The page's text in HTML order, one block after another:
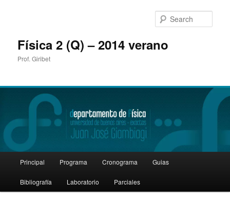
Física 2 (Q) – 2014 verano
Prof. Giribet
Skip
to
Principal Programa Cronograma Guias
Bibliografía Laboratorio Parciales